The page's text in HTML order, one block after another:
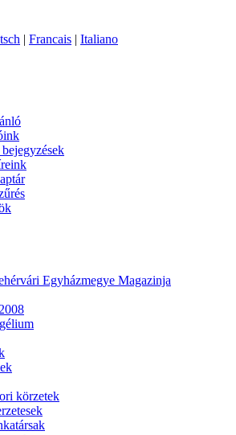
| Francais | Italiano
Egyházmegye Magazinja
körzetek